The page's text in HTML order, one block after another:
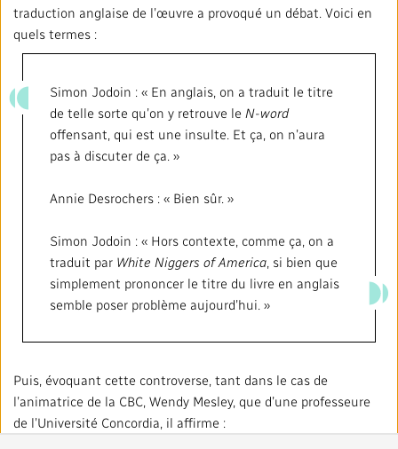
traduction anglaise de l’œuvre a provoqué un débat. Voici en
quels termes :
Simon Jodoin : « En anglais, on a traduit le titre
de telle sorte qu’on y retrouve le N-word
offensant, qui est une insulte. Et ça, on n’aura
pas à discuter de ça. »
Annie Desrochers : « Bien sûr. »
Simon Jodoin : « Hors contexte, comme ça, on a
traduit par White Niggers of America , si bien que
simplement prononcer le titre du livre en anglais
semble poser problème aujourd’hui. »
Puis, évoquant cette controverse, tant dans le cas de
l’animatrice de la CBC, Wendy Mesley, que d’une professeure
de l’Université Concordia, il affirme :